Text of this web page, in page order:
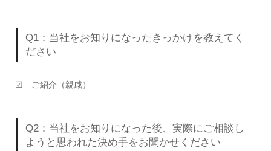
Q1：当社をお知りになったきっかけを教えてく
ださい
☑ ご紹介（親戚）
Q2：当社をお知りになった後、実際にご相談し
ようと思われた決め手をお聞かせください